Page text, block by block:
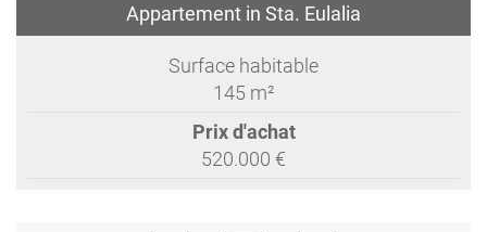
Appartement in Sta. Eulalia
Surface habitable
145 m²
Prix d'achat
520.000 €